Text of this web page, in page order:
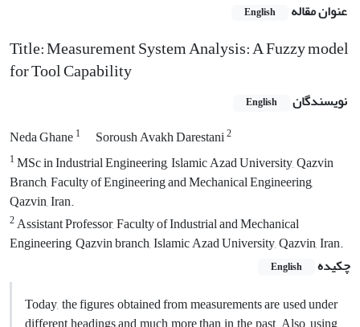
عنوان مقاله English
Title: Measurement System Analysis: A Fuzzy model
for Tool Capability
نویسندگان English
Neda Ghane1 Soroush Avakh Darestani2
1MSc in Industrial Engineering, Islamic Azad University, Qazvin
Branch, Faculty of Engineering and Mechanical Engineering,
Qazvin, Iran.
2Assistant Professor, Faculty of Industrial and Mechanical
Engineering, Qazvin branch, Islamic Azad University, Qazvin, Iran.
چکیده
English
Today, the figures obtained from measurements are used under